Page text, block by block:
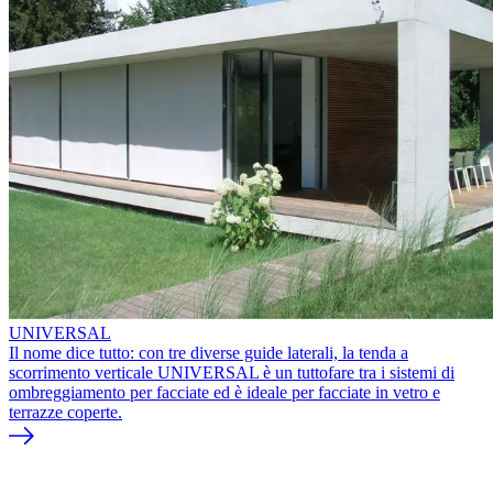
UNIVERSAL
Il nome dice tutto: con tre diverse guide laterali, la tenda a
scorrimento verticale UNIVERSAL è un tuttofare tra i sistemi di
ombreggiamento per facciate ed è ideale per facciate in vetro e
terrazze coperte.